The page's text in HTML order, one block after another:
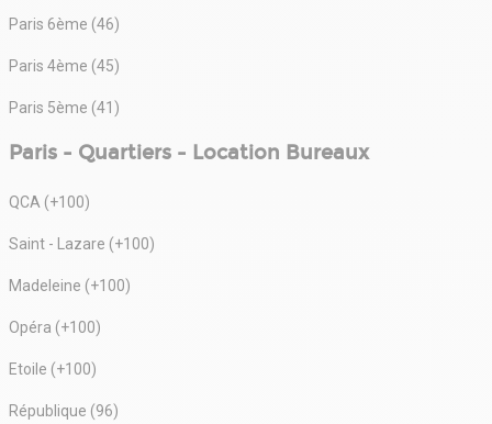
Paris 6ème (46)
Paris 4ème (45)
Paris 5ème (41)
Paris - Quartiers - Location Bureaux
QCA (+100)
Saint - Lazare (+100)
Madeleine (+100)
Opéra (+100)
Etoile (+100)
République (96)